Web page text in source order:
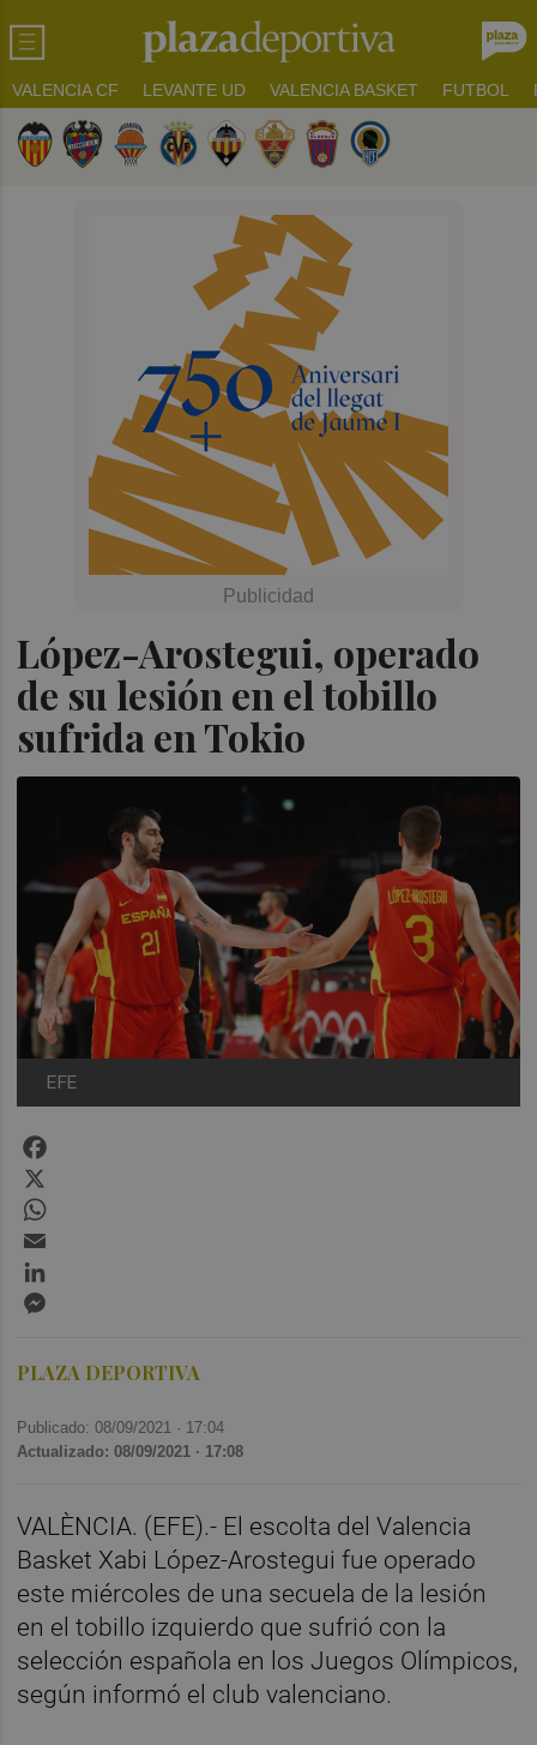
VALENCIA CF LEVANTE UD VALENCIA BASKET FUTBOL
López-Arostegui, operado
de su lesión en el tobillo
sufrida en Tokio
EFE
PLAZA DEPORTIVA
Publicado: 08/09/2021 · 17:04
Actualizado: 08/09/2021 · 17:08
VALÈNCIA. (EFE).- El escolta del Valencia
Basket Xabi López-Arostegui fue operado
este miércoles de una secuela de la lesión
en el tobillo izquierdo que sufrió con la
selección española en los Juegos Olímpicos,
según informó el club valenciano.